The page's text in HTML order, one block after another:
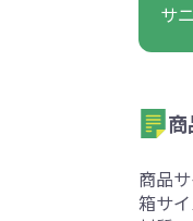
スマ
サ
商品
箱サ